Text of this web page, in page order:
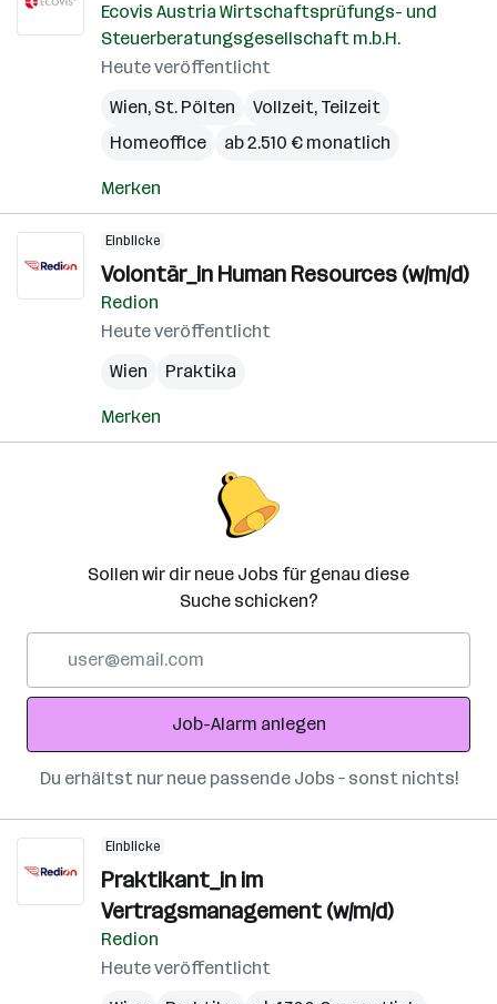
Ecovis Austria Wirtschaftsprüfungs- und
Steuerberatungsgesellschaft m.b.H.
Heute veröffentlicht
Wien, St. Pölten
Vollzeit, Teilzeit
Homeoffice
ab 2.510 € monatlich
Merken
Einblicke
Volontär_in Human Resources (w/m/d)
Redion
Heute veröffentlicht
Wien
Praktika
Merken
Sollen wir dir neue Jobs für genau diese
Suche schicken?
Adresse
Job-Alarm anlegen
Du erhältst nur neue passende Jobs – sonst nichts!
Einblicke
Praktikant_in im
Vertragsmanagement (w/m/d)
Redion
Heute veröffentlicht